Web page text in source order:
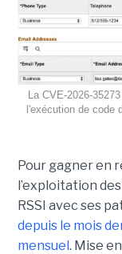
La CVE-2026-
l'exécution de code
Pour gagner en
l’exploitation
RSSI avec ses
depuis le mois
mensuel. Mise